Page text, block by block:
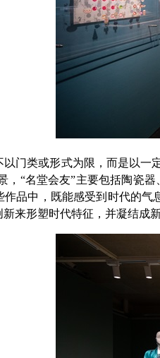
门类或形式为限，而是以一
，“名堂会友”主要包括陶瓷
作品中，既能感受到时代的
来形塑时代特征，并凝结成